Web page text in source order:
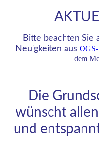
Bitte beachten Sie
Neuigkeiten aus OGS-
dem
Die
wünscht
und